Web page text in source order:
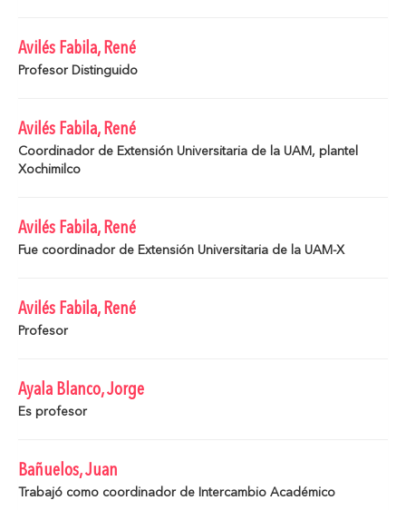
Avilés Fabila, René
Profesor Distinguido
Avilés Fabila, René
Coordinador de Extensión Universitaria de la UAM, plantel
Xochimilco
Avilés Fabila, René
Fue coordinador de Extensión Universitaria de la UAM-X
Avilés Fabila, René
Profesor
Ayala Blanco, Jorge
Es profesor
Bañuelos, Juan
Trabajó como coordinador de Intercambio Académico